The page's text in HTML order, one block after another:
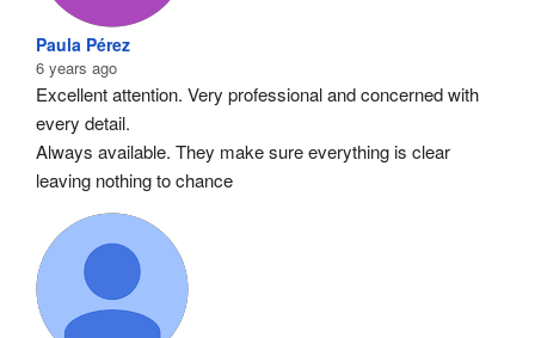
Paula Pérez
6 years ago
Excellent attention. Very professional and concerned with
every detail.
Always available. They make sure everything is clear
leaving nothing to chance